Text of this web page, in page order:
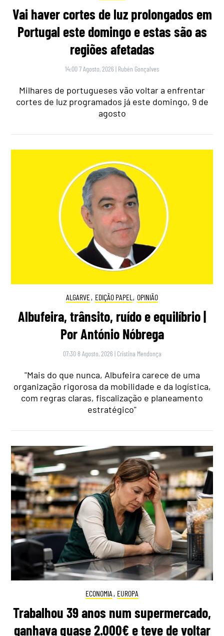
Vai haver cortes de luz prolongados em
Portugal este domingo e estas são as
regiões afetadas
14:00 7 Agosto, 2026 | Rubén Gonçalves
Milhares de portugueses vão voltar a enfrentar
cortes de luz programados já este domingo, 9 de
agosto
ALGARVE, EDIÇÃO PAPEL , OPINIÃO
Albufeira, trânsito, ruído e equilíbrio |
Por António Nóbrega
07:30 8 Agosto, 2026 | Cristina Mendonça
"Mais do que nunca, Albufeira carece de uma
organização rigorosa da mobilidade e da logística,
com regras claras, fiscalização e planeamento
estratégico"
ECONOMIA , EUROPA
Trabalhou 39 anos num supermercado,
ganhava quase 2.000€ e teve de voltar